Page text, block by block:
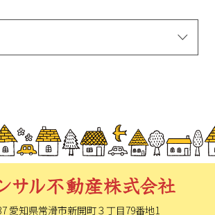
愛知県常滑市新開町３丁目79番地1